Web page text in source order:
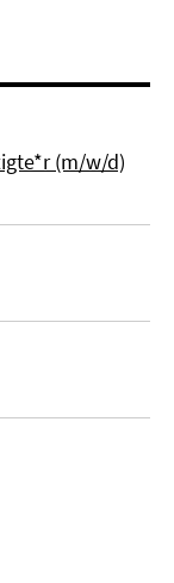
(m/w/d)